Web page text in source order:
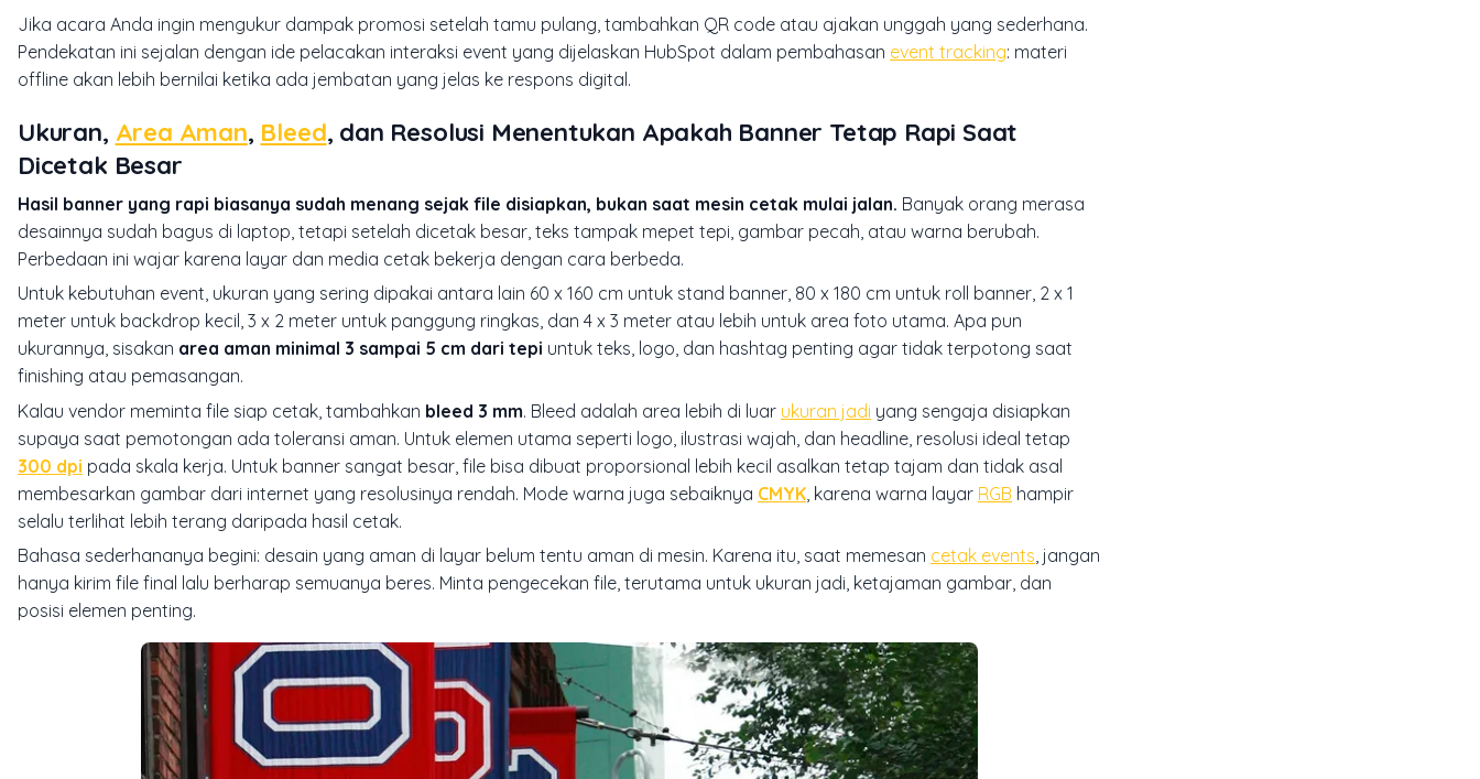
Jika acara Anda ingin mengukur dampak promosi setelah tamu pulang, tambahkan QR code atau ajakan unggah yang sederhana.
Pendekatan ini sejalan dengan ide pelacakan interaksi event yang dijelaskan HubSpot dalam pembahasan event tracking: materi
offline akan lebih bernilai ketika ada jembatan yang jelas ke respons digital.
Ukuran, Area Aman, Bleed, dan Resolusi Menentukan Apakah Banner Tetap Rapi Saat
Dicetak Besar
Hasil banner yang rapi biasanya sudah menang sejak file disiapkan, bukan saat mesin cetak mulai jalan. Banyak orang merasa
desainnya sudah bagus di laptop, tetapi setelah dicetak besar, teks tampak mepet tepi, gambar pecah, atau warna berubah.
Perbedaan ini wajar karena layar dan media cetak bekerja dengan cara berbeda.
Untuk kebutuhan event, ukuran yang sering dipakai antara lain 60 x 160 cm untuk stand banner, 80 x 180 cm untuk roll banner, 2 x 1
meter untuk backdrop kecil, 3 x 2 meter untuk panggung ringkas, dan 4 x 3 meter atau lebih untuk area foto utama. Apa pun
ukurannya, sisakan area aman minimal 3 sampai 5 cm dari tepi untuk teks, logo, dan hashtag penting agar tidak terpotong saat
finishing atau pemasangan.
Kalau vendor meminta file siap cetak, tambahkan bleed 3 mm. Bleed adalah area lebih di luar ukuran jadi yang sengaja disiapkan
supaya saat pemotongan ada toleransi aman. Untuk elemen utama seperti logo, ilustrasi wajah, dan headline, resolusi ideal tetap
300 dpi pada skala kerja. Untuk banner sangat besar, file bisa dibuat proporsional lebih kecil asalkan tetap tajam dan tidak asal
membesarkan gambar dari internet yang resolusinya rendah. Mode warna juga sebaiknya CMYK , karena warna layar RGB hampir
selalu terlihat lebih terang daripada hasil cetak.
Bahasa sederhananya begini: desain yang aman di layar belum tentu aman di mesin. Karena itu, saat memesan cetak events , jangan
hanya kirim file final lalu berharap semuanya beres. Minta pengecekan file, terutama untuk ukuran jadi, ketajaman gambar, dan
posisi elemen penting.